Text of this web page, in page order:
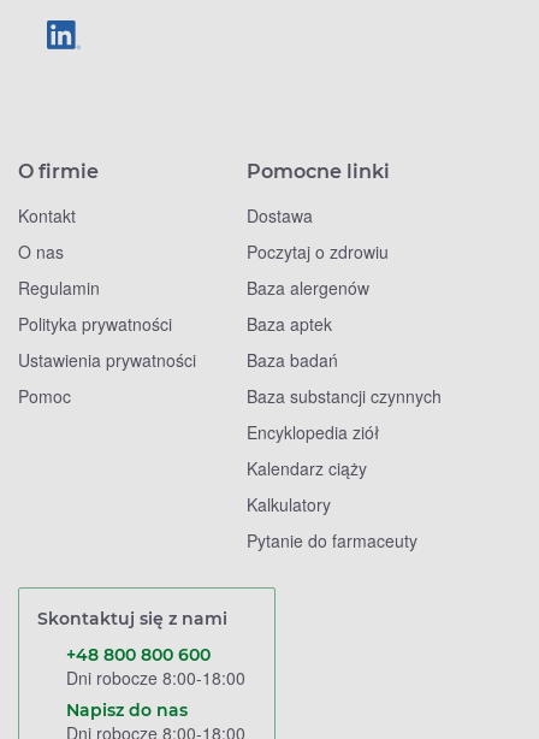
O firmie
Kontakt
O nas
Regulamin
Polityka prywatności
Ustawienia prywatności
Pomoc
Pomocne linki
Dostawa
Poczytaj o zdrowiu
Baza alergenów
Baza aptek
Baza badań
Baza substancji czynnych
Encyklopedia ziół
Kalendarz ciąży
Kalkulatory
Pytanie do farmaceuty
Skontaktuj się z nami
+48 800 800 600
Dni robocze 8:00-18:00
Napisz do nas
Dni robocze 8:00-18:00